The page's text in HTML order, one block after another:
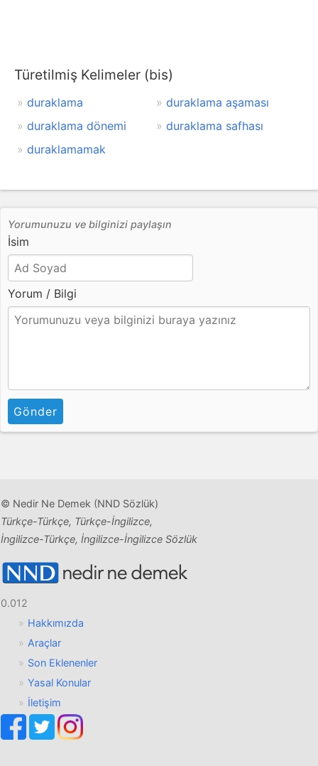
Türetilmiş Kelimeler (bis)
duraklama
duraklama aşaması
duraklama dönemi
duraklama safhası
duraklamamak
Yorumunuzu ve bilginizi paylaşın
İsim
Yorum / Bilgi
Gönder
© Nedir Ne Demek (NND Sözlük)
Türkçe-Türkçe, Türkçe-İngilizce,
İngilizce-Türkçe, İngilizce-İngilizce Sözlük
0.012
Hakkımızda
Araçlar
Son Eklenenler
Yasal Konular
İletişim